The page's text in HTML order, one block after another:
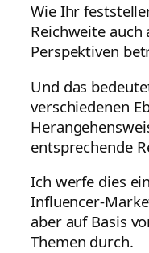
Wie Ihr
Reichweite auch
Perspektiven
Und das
verschiedenen
entsprechende
Ich werfe dies
Influencer-
aber auf Basis
Themen durch.